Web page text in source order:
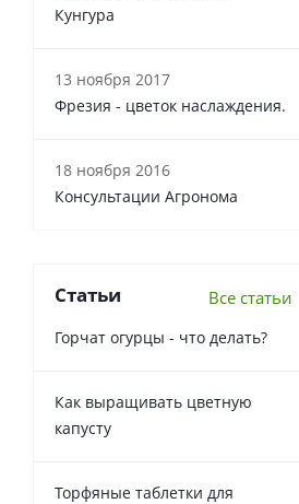
Кунгура
13 ноября 2017
Фрезия - цветок наслаждения.
18 ноября 2016
Консультации Агронома
Статьи Все статьи
Горчат огурцы - что делать?
Как выращивать цветную
капусту
Торфяные таблетки для